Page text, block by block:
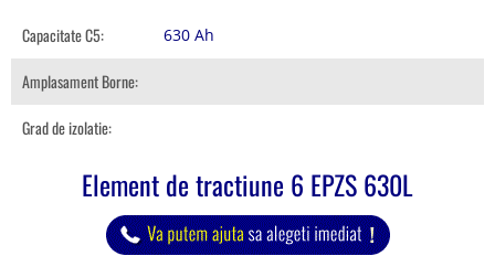
Capacitate C5: 630 Ah
Amplasament Borne:
Grad de izolatie:
Element de tractiune 6 EPZS 630L